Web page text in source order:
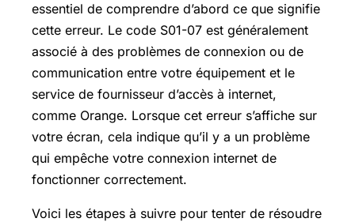
essentiel de comprendre d’abord ce que signifie
cette erreur. Le code S01-07 est généralement
associé à des problèmes de connexion ou de
communication entre votre équipement et le
service de fournisseur d’accès à internet,
comme Orange. Lorsque cet erreur s’affiche sur
votre écran, cela indique qu’il y a un problème
qui empêche votre connexion internet de
fonctionner correctement.
Voici les étapes à suivre pour tenter de résoudre